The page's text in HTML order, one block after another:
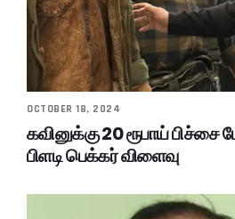
OCTOBER 18, 2024
கவினுக்கு 20 ரூபாய்
பிளடி பெக்கர் விளைவு